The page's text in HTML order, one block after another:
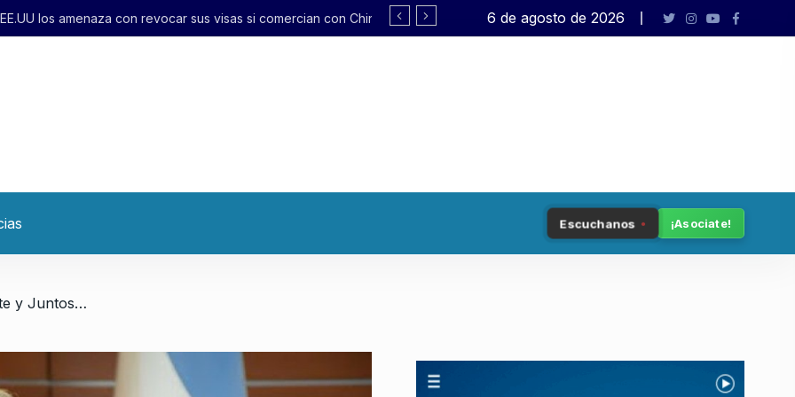
sus visas si comercian con China Tenemos patria
6 de agosto de 2026
Escuchanos ¡Asociate!
/ Walberto Allende: «La Corte y Juntos por el Cambio buscaron esto sabiendo que podía ganar el peronismo»